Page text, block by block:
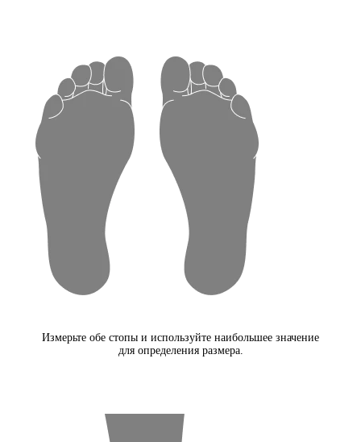
Измерьте обе стопы и используйте наибольшее значение
для определения размера.